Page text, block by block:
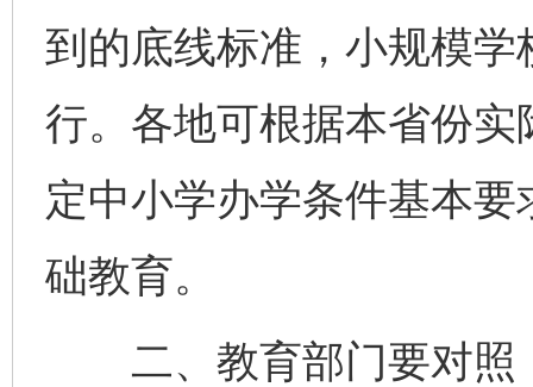
到的底线标准，小规模
行。各地可根据本省份
定中小学办学条件基本
础教育。
二、教育部门要对照